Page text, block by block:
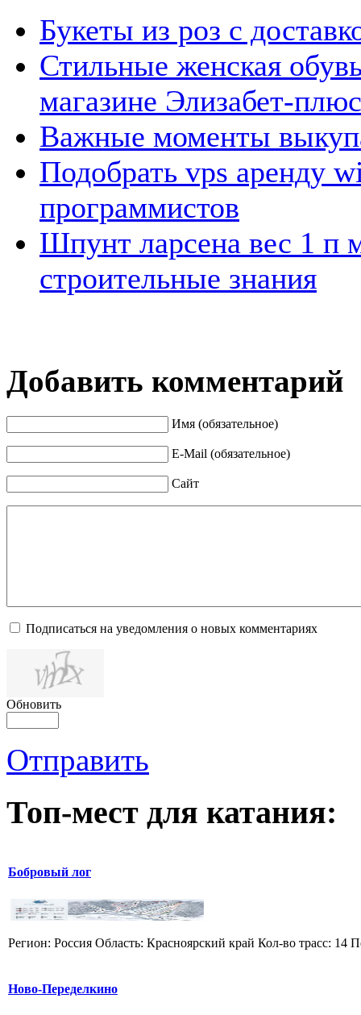
Букеты из роз с
Стильные женская
магазине Элизабет-
Важные моменты
Подобрать vps аренду
программистов
Шпунт ларсена вес 1 п
строительные знания
Добавить комментарий
Имя (обязательное)
E-Mail (обязательное)
Сайт
Подписаться на уведомления о новых комментариях
Обновить
Отправить
Топ-мест для катания:
Бобровый лог
Регион: Россия Область: Красноярский край Кол-во трасс:
Ново-Переделкино